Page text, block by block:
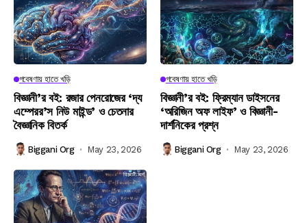
গবেষণায় হাতে খড়ি
বিজ্ঞানী’র বই: রজার পেনরোজের ‘দ্য
এম্পেরর’স নিউ মাইন্ড’ ও চেতনার
বৈজ্ঞানিক বিতর্ক
Biggani Org May 23, 2026
গবেষণায় হাতে খড়ি
বিজ্ঞানী’র বই: ফ্রিম্যান ডাইসনের
‘অরিজিন অফ লাইফ’ ও বিজ্ঞানী-
দার্শনিকের প্রশ্ন
Biggani Org May 23, 2026